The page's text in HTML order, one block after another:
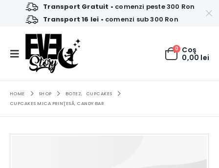
Transport Gratuit • comenzi peste 300 Ron
Transport 16 lei • comenzi sub 300 Ron
0 Coş
0,00 lei
HOME SHOP BOTEZ,
CUPCAKES
CUPCAKES MICA PRINŢESĂ, CANDY BAR